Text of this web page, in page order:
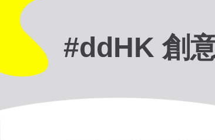
#ddHK 創